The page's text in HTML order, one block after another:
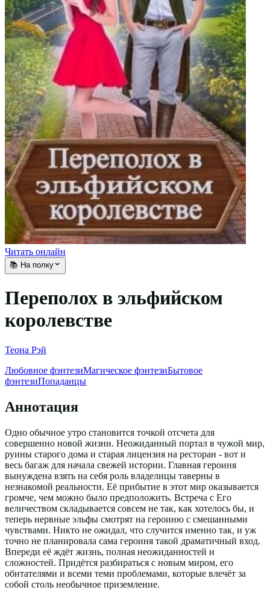
Читать онлайн
📚 На полку
Переполох в эльфийском
королевстве
Теона Рэй
Любовное фэнтезиМагическое фэнтезиБытовое
фэнтезиПопаданцы
Аннотация
Одно обычное утро становится точкой отсчета для
совершенно новой жизни. Неожиданный портал в чужой мир,
руины старого дома и старая лицензия на ресторан - вот и
весь багаж для начала свежей истории. Главная героиня
вынуждена взять на себя роль владелицы таверны в
незнакомой реальности. Её прибытие в этот мир оказывается
громче, чем можно было предположить. Встреча с Его
величеством складывается совсем не так, как хотелось бы, и
теперь нервные эльфы смотрят на героиню с смешанными
чувствами. Никто не ожидал, что случится именно так, и уж
точно не планировала сама героиня такой драматичный вход.
Впереди её ждёт жизнь, полная неожиданностей и
сложностей. Придётся разбираться с новым миром, его
обитателями и всеми теми проблемами, которые влечёт за
собой столь необычное приземление.